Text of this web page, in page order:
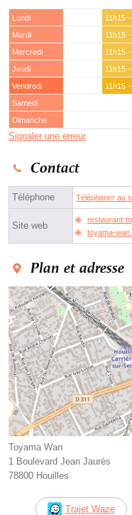
Lundi 11h15
Mardi
11h15
Mercredi
11h15
Jeudi
11h15
Vendredi
11h15
Samedi
Dimanche
Signaler une erreur
Contact
Téléphone Téléphoner au
Site web
restaurant-
toyama-
Plan et adresse
Toyama Wan
1 Boulevard Jean Jaurès
78800 Houilles
Trajet Waze